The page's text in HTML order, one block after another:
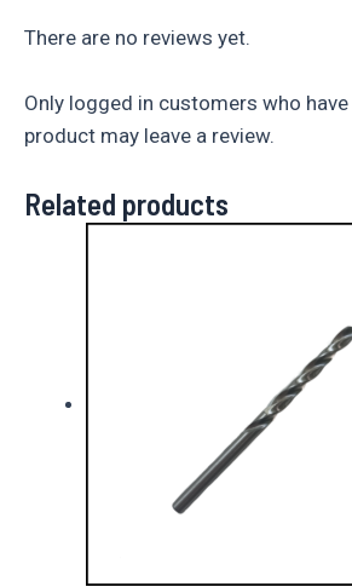
There are no reviews yet.
Only logged in customers who
product may leave a review.
Related products